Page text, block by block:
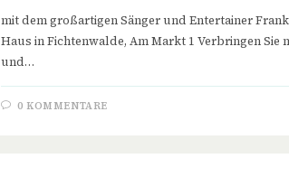
mit dem großartigen Sänger und Entertainer Frank
Haus in Fichtenwalde, Am Markt 1 Verbringen
und…
0 KOMMENTARE